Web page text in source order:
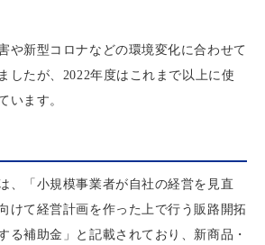
や新型コロナなどの環境変化に合わせて
したが、2022年度はこれまで以上に使
います。
、「小規模事業者が自社の経営を見直
けて経営計画を作った上で行う販路開拓
る補助金」と記載されており、新商品・